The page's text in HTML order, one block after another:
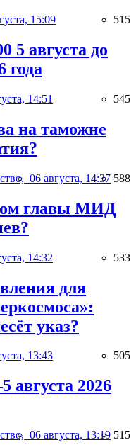
15:09 515
5 августа до
года
14:51 545
на таможне
06 августа, 14:37 588
главы МИД
14:32 533
для
указ?
13:43 505
августа 2026
06 августа, 13:19 515